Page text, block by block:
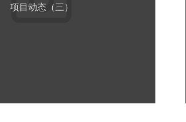
项目动态（三）